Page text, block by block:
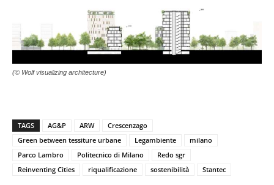
(© Wolf visualizing architecture)
TAGS AG&P ARW
Crescenzago
Green between tessiture urbane
Legambiente
milano
Parco Lambro
Politecnico di Milano
Redo sgr
Reinventing Cities
riqualificazione sostenibilità Stantec